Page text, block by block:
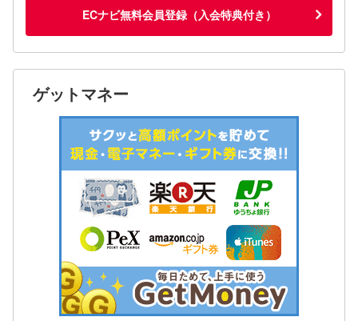
ECナビ無料会員登録（入会特典付き）
ゲットマネー